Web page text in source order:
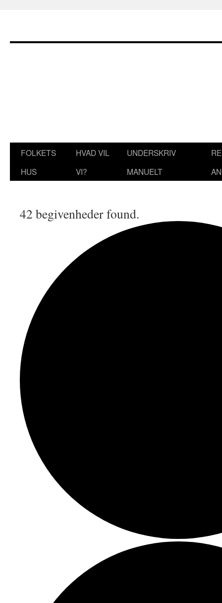
FOLKETS
HUS
HVAD VIL
VI?
UNDERSKRIV
MANUELT
42 begivenheder found.